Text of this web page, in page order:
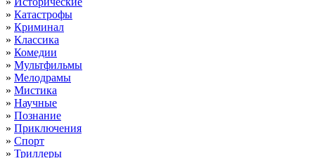
» Катастрофы
» Криминал
» Классика
» Комедии
» Мультфильмы
» Мелодрамы
» Мистика
» Научные
» Познание
» Приключения
» Спорт
» Триллеры